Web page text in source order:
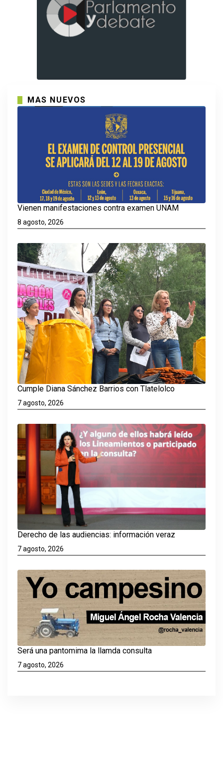
MAS NUEVOS
Vienen manifestaciones contra examen UNAM
8 agosto, 2026
Cumple Diana Sánchez Barrios con Tlatelolco
7 agosto, 2026
Derecho de las audiencias: información veraz
7 agosto, 2026
Será una pantomima la llamda consulta
7 agosto, 2026